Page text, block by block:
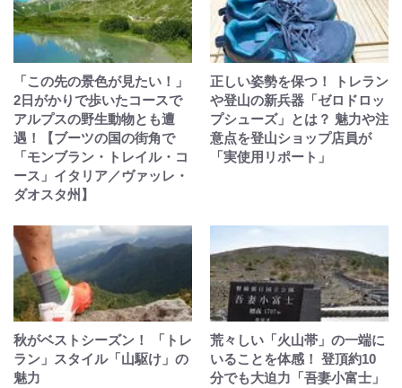
「この先の景色が見たい！」
2日がかりで歩いたコースで
アルプスの野生動物とも遭
遇！【ブーツの国の街角で
「モンブラン・トレイル・コ
ース」イタリア／ヴァッレ・
ダオスタ州】
正しい姿勢を保つ！ トレラン
や登山の新兵器「ゼロドロッ
プシューズ」とは？ 魅力や注
意点を登山ショップ店員が
「実使用リポート」
秋がベストシーズン！ 「トレ
ラン」スタイル「山駆け」の
魅力
荒々しい「火山帯」の一端に
いることを体感！ 登頂約10
分でも大迫力「吾妻小富士」